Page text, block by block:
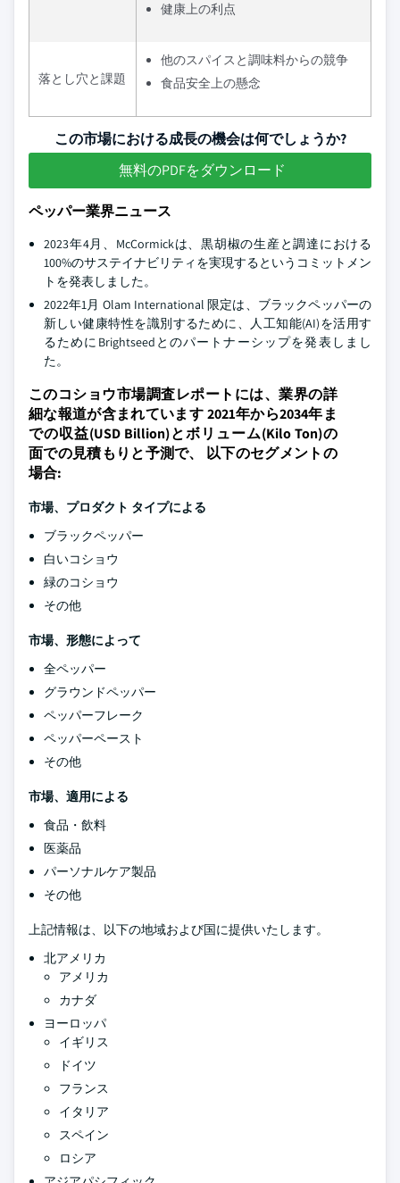
健康上の利点
落とし穴と課題
他のスパイスと調味料からの競争
食品安全上の懸念
この市場における成長の機会は何でしょうか?
無料のPDFをダウンロード
ペッパー業界ニュース
2023年4月、McCormickは、黒胡椒の生産と調達における
100%のサステイナビリティを実現するというコミットメン
トを発表しました。
2022年1月 Olam International 限定は、ブラックペッパーの
新しい健康特性を識別するために、人工知能(AI)を活用す
るためにBrightseedとのパートナーシップを発表しまし
た。
このコショウ市場調査レポートには、業界の詳
細な報道が含まれています 2021年から2034年ま
での収益(USD Billion)とボリューム(Kilo Ton)の
面での見積もりと予測で、 以下のセグメントの
場合:
市場、プロダクト タイプによる
ブラックペッパー
白いコショウ
緑のコショウ
その他
市場、形態によって
全ペッパー
グラウンドペッパー
ペッパーフレーク
ペッパーペースト
その他
市場、適用による
食品・飲料
医薬品
パーソナルケア製品
その他
上記情報は、以下の地域および国に提供いたします。
北アメリカ
アメリカ
カナダ
ヨーロッパ
イギリス
ドイツ
フランス
イタリア
スペイン
ロシア